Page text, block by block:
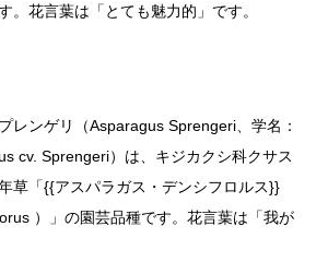
。花言葉は「とても魅力的」です。
ンゲリ（Asparagus Sprengeri、学名：
cv. Sprengeri）は、キジカクシ科クサス
草「{{アスパラガス・デンシフロルス}}
）」の園芸品種です。花言葉は「我が